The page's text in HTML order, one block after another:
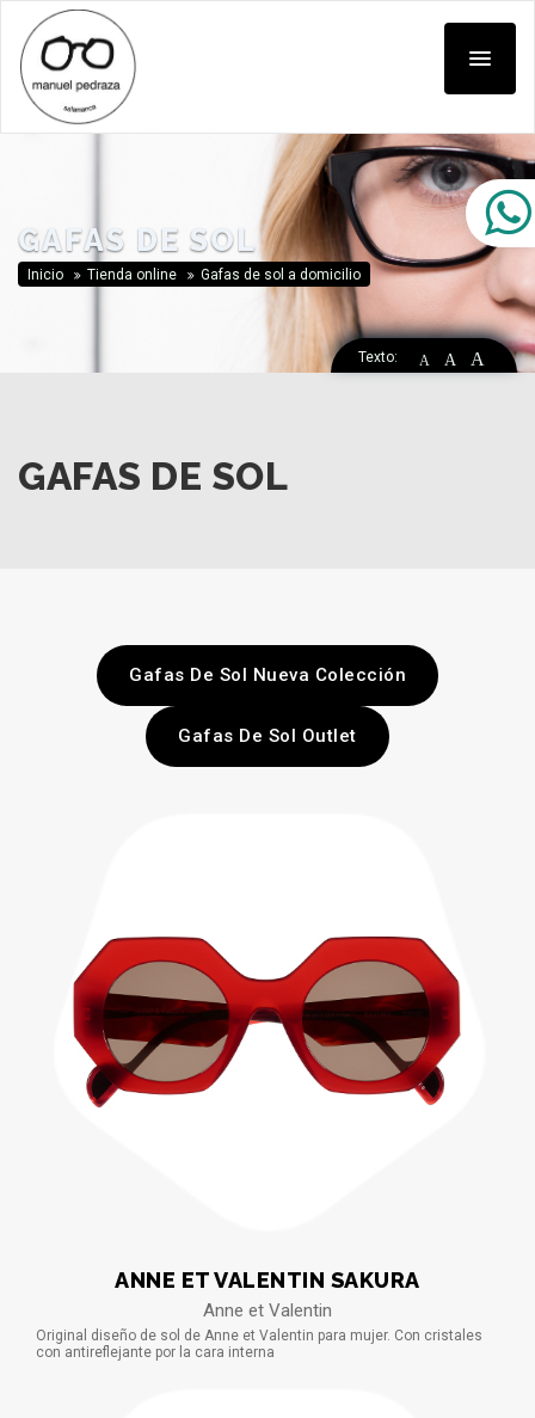
GAFAS DE SOL
Inicio Tienda online Gafas de sol a domicilio
Texto: A A A
GAFAS DE SOL
Gafas De Sol Nueva Colección
Gafas De Sol Outlet
ANNE ET VALENTIN SAKURA
Anne et Valentin
Original diseño de sol de Anne et Valentin para mujer. Con cristales
con antireflejante por la cara interna